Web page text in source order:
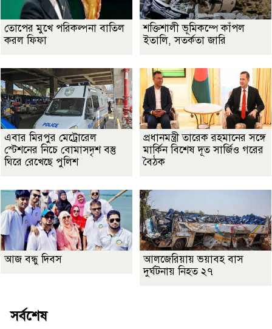
তোপের মুখে পরিকল্পনা বাতিল
করল ফিফা
শক্তিশালী ভূমিকম্পে কাঁপল
ইতালি, সতর্কতা জারি
এবার মিরপুর মেট্রোরেল
স্টেশনের নিচে বোমাসদৃশ বস্তু
ঘিরে রেখেছে পুলিশ
প্রধানমন্ত্রী তারেক রহমানের সঙ্গে
মার্কিন বিশেষ দূত সার্জিও গরের
বৈঠক
আজ বন্ধু দিবস
আলজেরিয়ায় ভয়াবহ বাস
দুর্ঘটনায় নিহত ২৭
সর্বশেষ